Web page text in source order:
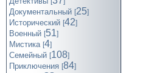
Документальный [25]
Исторический [42]
Военный [51]
Мистика [4]
Семейный [108]
Приключения [84]